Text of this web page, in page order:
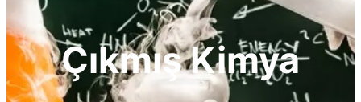
Çıkmış Kimya